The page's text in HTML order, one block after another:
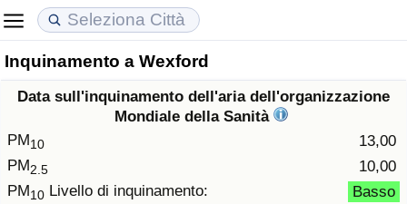
Inquinamento a Wexford
Data sull'inquinamento dell'aria dell'organizzazione
Mondiale della Sanità
PM10
13,00
PM2.5
10,00
PM10 Livello di inquinamento: Basso
Costo della vita
Indice Del Costo Della Vita (corrente)
Indice Del Costo Della Vita
Prezzi degli immobili
Indice del Prezzo delle Case (Corrente)
Indice del Prezzo delle Case
Qualità della Vita
Indice della Qualità della Vita
Indice della Qualità della Vita (Corrente)